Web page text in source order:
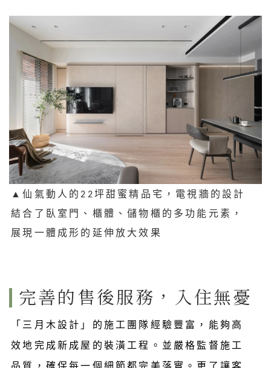
▲仙氣動人的22坪甜蜜精品宅，電視牆的設計
結合了臥室門、櫃體、儲物櫃的多功能元素，
展現一體成形的延伸放大效果
完善的售後服務，入住無憂
「三月木設計」的施工團隊經驗豐富，能夠高
效地完成新成屋的裝潢工程。並嚴格監督施工